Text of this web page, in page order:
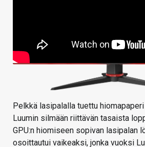
Pelkkä lasipalalla tuettu
Luumin silmään riittävän tasaista
GPU:n hiomiseen sopivan lasipalan
osoittautui vaikeaksi, jonka vuoksi